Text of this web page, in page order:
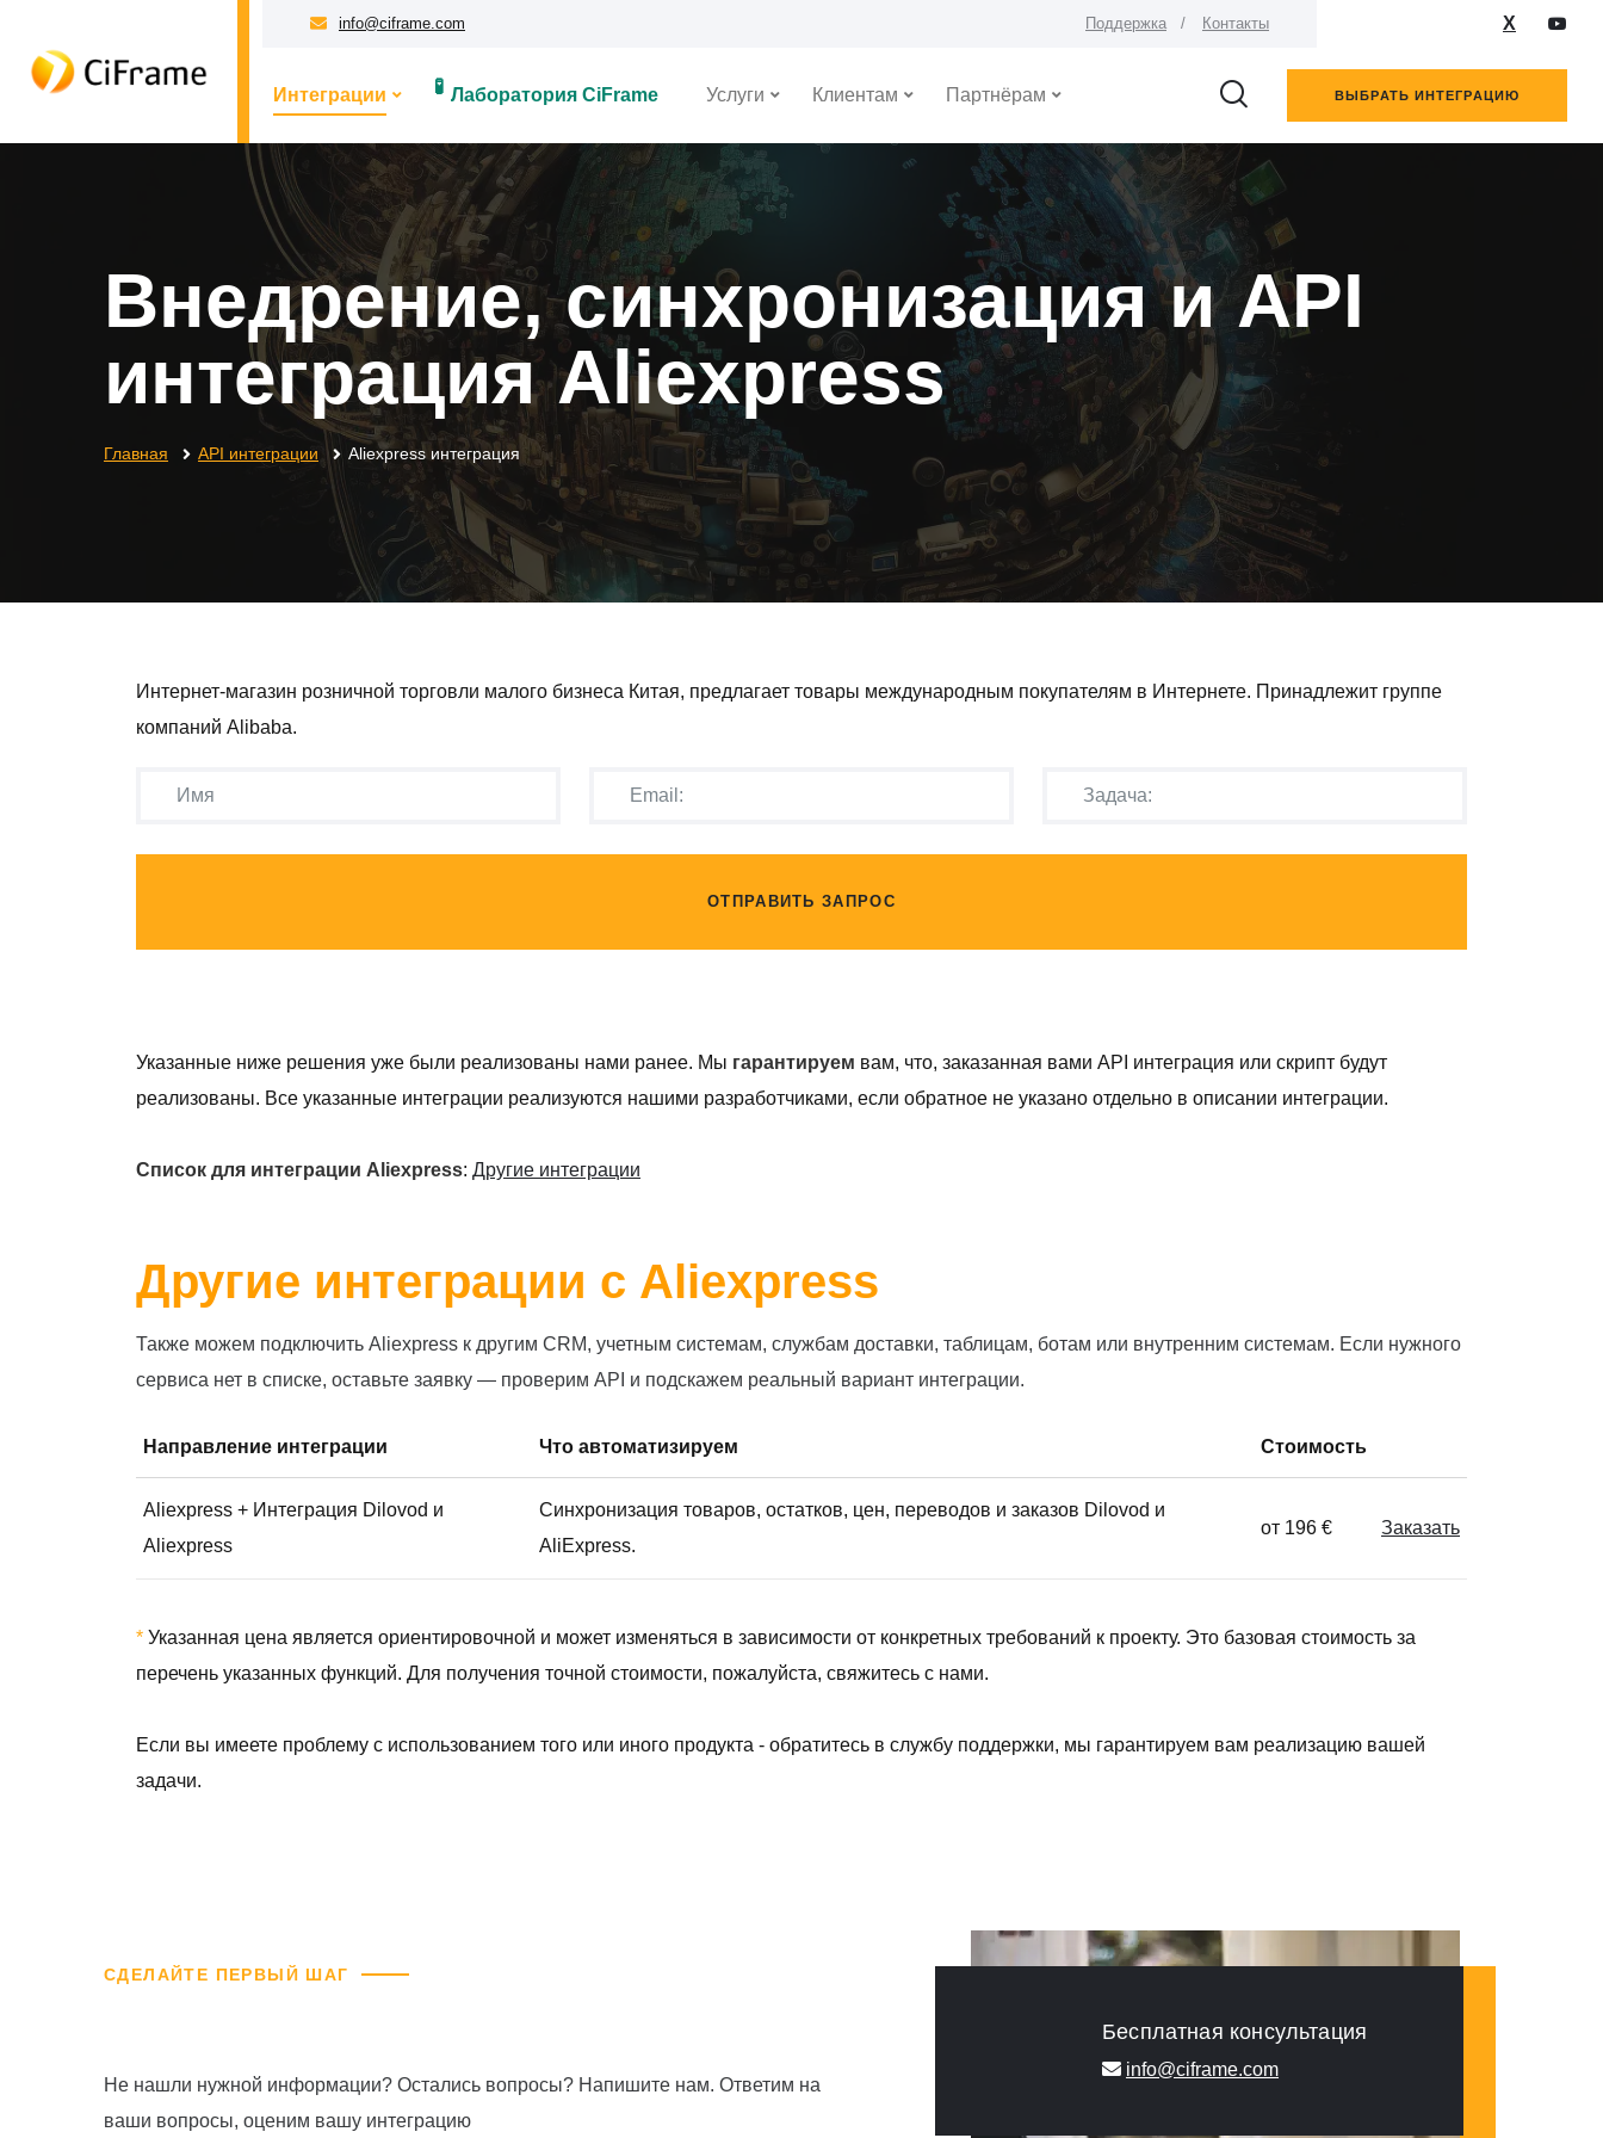
info@ciframe.com Поддержка Контакты X
Интеграции 🧪 Лаборатория CiFrame Услуги Клиентам Партнёрам ВЫБРАТЬ ИНТЕГРАЦИЮ
Внедрение, синхронизация и API
интеграция Aliexpress
Главная API интеграции Aliexpress интеграция
Интернет-магазин розничной торговли малого бизнеса Китая, предлагает товары международным покупателям в Интернете. Принадлежит группе
компаний Alibaba.
ОТПРАВИТЬ ЗАПРОС
Указанные ниже решения уже были реализованы нами ранее. Мы гарантируем вам, что, заказанная вами API интеграция или скрипт будут
реализованы. Все указанные интеграции реализуются нашими разработчиками, если обратное не указано отдельно в описании интеграции.
Список для интеграции Aliexpress: Другие интеграции
Другие интеграции с Aliexpress
Также можем подключить Aliexpress к другим CRM, учетным системам, службам доставки, таблицам, ботам или внутренним системам. Если нужного
сервиса нет в списке, оставьте заявку — проверим API и подскажем реальный вариант интеграции.
Направление интеграции Что автоматизируем Стоимость
Aliexpress + Интеграция Dilovod и
Aliexpress
Синхронизация товаров, остатков, цен, переводов и заказов Dilovod и
AliExpress.
от 196 € Заказать
* Указанная цена является ориентировочной и может изменяться в зависимости от конкретных требований к проекту. Это базовая стоимость за
перечень указанных функций. Для получения точной стоимости, пожалуйста, свяжитесь с нами.
Если вы имеете проблему с использованием того или иного продукта - обратитесь в службу поддержки, мы гарантируем вам реализацию вашей
задачи.
Бесплатная консультация
info@ciframe.com
СДЕЛАЙТЕ ПЕРВЫЙ ШАГ
Не нашли нужной информации? Остались вопросы? Напишите нам. Ответим на
ваши вопросы, оценим вашу интеграцию